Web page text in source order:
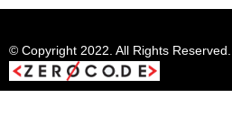
© Copyright 2022. All Rights